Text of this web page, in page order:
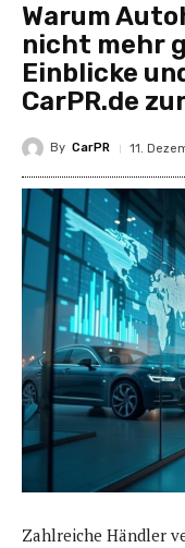
Warum
nicht mehr
Einblicke
CarPR.de
By CarPR 11.
Zahlreiche Händler